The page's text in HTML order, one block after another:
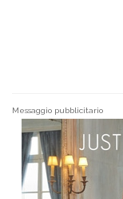
Messaggio pubblicitario